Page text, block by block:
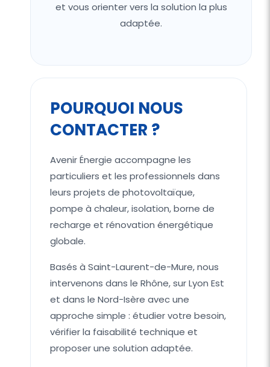
et vous orienter vers la solution la plus
adaptée.
POURQUOI NOUS
CONTACTER ?
Avenir Énergie accompagne les
particuliers et les professionnels dans
leurs projets de photovoltaïque,
pompe à chaleur, isolation, borne de
recharge et rénovation énergétique
globale.
Basés à Saint-Laurent-de-Mure, nous
intervenons dans le Rhône, sur Lyon Est
et dans le Nord-Isère avec une
approche simple : étudier votre besoin,
vérifier la faisabilité technique et
proposer une solution adaptée.